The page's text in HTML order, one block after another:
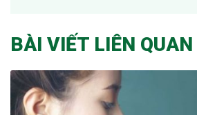
BÀI VIẾT LIÊN QUAN